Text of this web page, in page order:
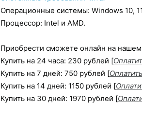
Операционные системы: Windows 10,
Процессор: Intel и AMD.
Приобрести сможете онлайн на нашем
Купить на 24 часа: 230 рублей [
Купить на 7 дней: 750 рублей [Оплатить
Купить на 14 дней: 1150 рублей [
Купить на 30 дней: 1970 рублей [